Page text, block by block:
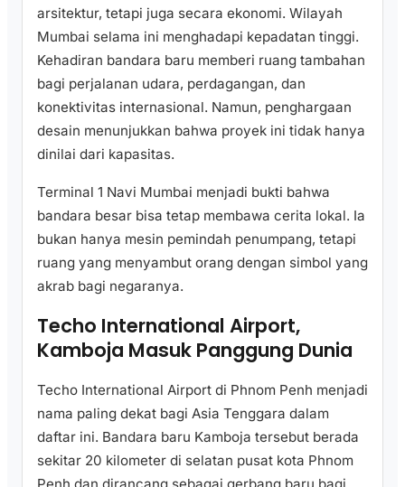
arsitektur, tetapi juga secara ekonomi. Wilayah
Mumbai selama ini menghadapi kepadatan tinggi.
Kehadiran bandara baru memberi ruang tambahan
bagi perjalanan udara, perdagangan, dan
konektivitas internasional. Namun, penghargaan
desain menunjukkan bahwa proyek ini tidak hanya
dinilai dari kapasitas.
Terminal 1 Navi Mumbai menjadi bukti bahwa
bandara besar bisa tetap membawa cerita lokal. Ia
bukan hanya mesin pemindah penumpang, tetapi
ruang yang menyambut orang dengan simbol yang
akrab bagi negaranya.
Techo International Airport,
Kamboja Masuk Panggung Dunia
Techo International Airport di Phnom Penh menjadi
nama paling dekat bagi Asia Tenggara dalam
daftar ini. Bandara baru Kamboja tersebut berada
sekitar 20 kilometer di selatan pusat kota Phnom